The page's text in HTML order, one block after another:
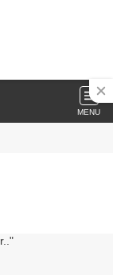
MENU